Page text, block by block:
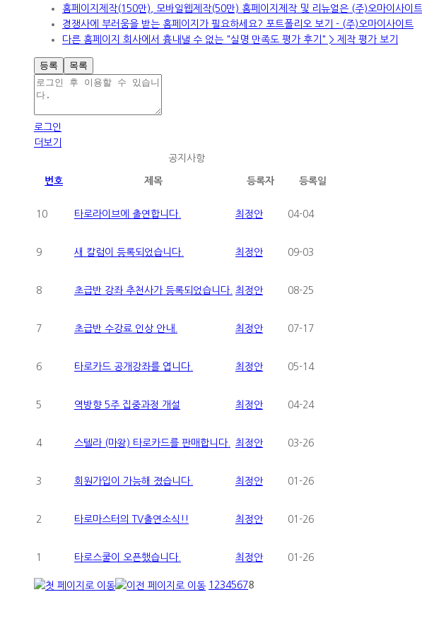
홈페이지제작(150만), 모바일웹제작(50만) 홈페이지제작 및 리뉴얼은 (주)오마이사이트
경쟁사에 부러움을 받는 홈페이지가 필요하세요? 포트폴리오 보기 - (주)오마이사이트
다른 홈페이지 회사에서 흉내낼 수 없는 "실명 만족도 평가 후기" > 제작 평가 보기
등록 목록
로그인
더보기
공지사항
번호 제목 등록자 등록일
10 타로라이브에 출연합니다. 최정안 04-04
9 새 칼럼이 등록되었습니다. 최정안 09-03
8 초급반 강좌 추천사가 등록되었습니다. 최정안 08-25
7 초급반 수강료 인상 안내. 최정안 07-17
6 타로카드 공개강좌를 엽니다. 최정안 05-14
5 역방향 5주 집중과정 개설 최정안 04-24
4 스텔라 (마왕) 타로카드를 판매합니다. 최정안 03-26
3 회원가입이 가능해 졌습니다. 최정안 01-26
2 타로마스터의 TV출연소식!! 최정안 01-26
1 타로스쿨이 오픈했습니다. 최정안 01-26
1 2345678